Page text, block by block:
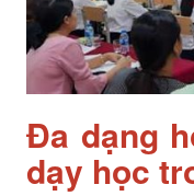
Đa dạng
dạy học